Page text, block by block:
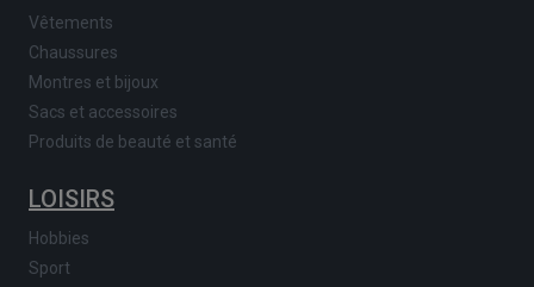
Vêtements
Chaussures
Montres et bijoux
Sacs et accessoires
Produits de beauté et santé
LOISIRS
Hobbies
Sport